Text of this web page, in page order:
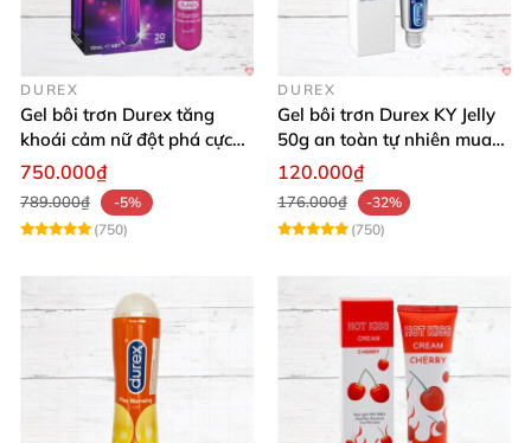
DUREX
Gel bôi trơn Durex tăng
khoái cảm nữ đột phá cực
thích
750.000₫
789.000₫
-5%
(750)
DUREX
Gel bôi trơn Durex KY Jelly
50g an toàn tự nhiên mua
ngay
120.000₫
176.000₫
-32%
(750)